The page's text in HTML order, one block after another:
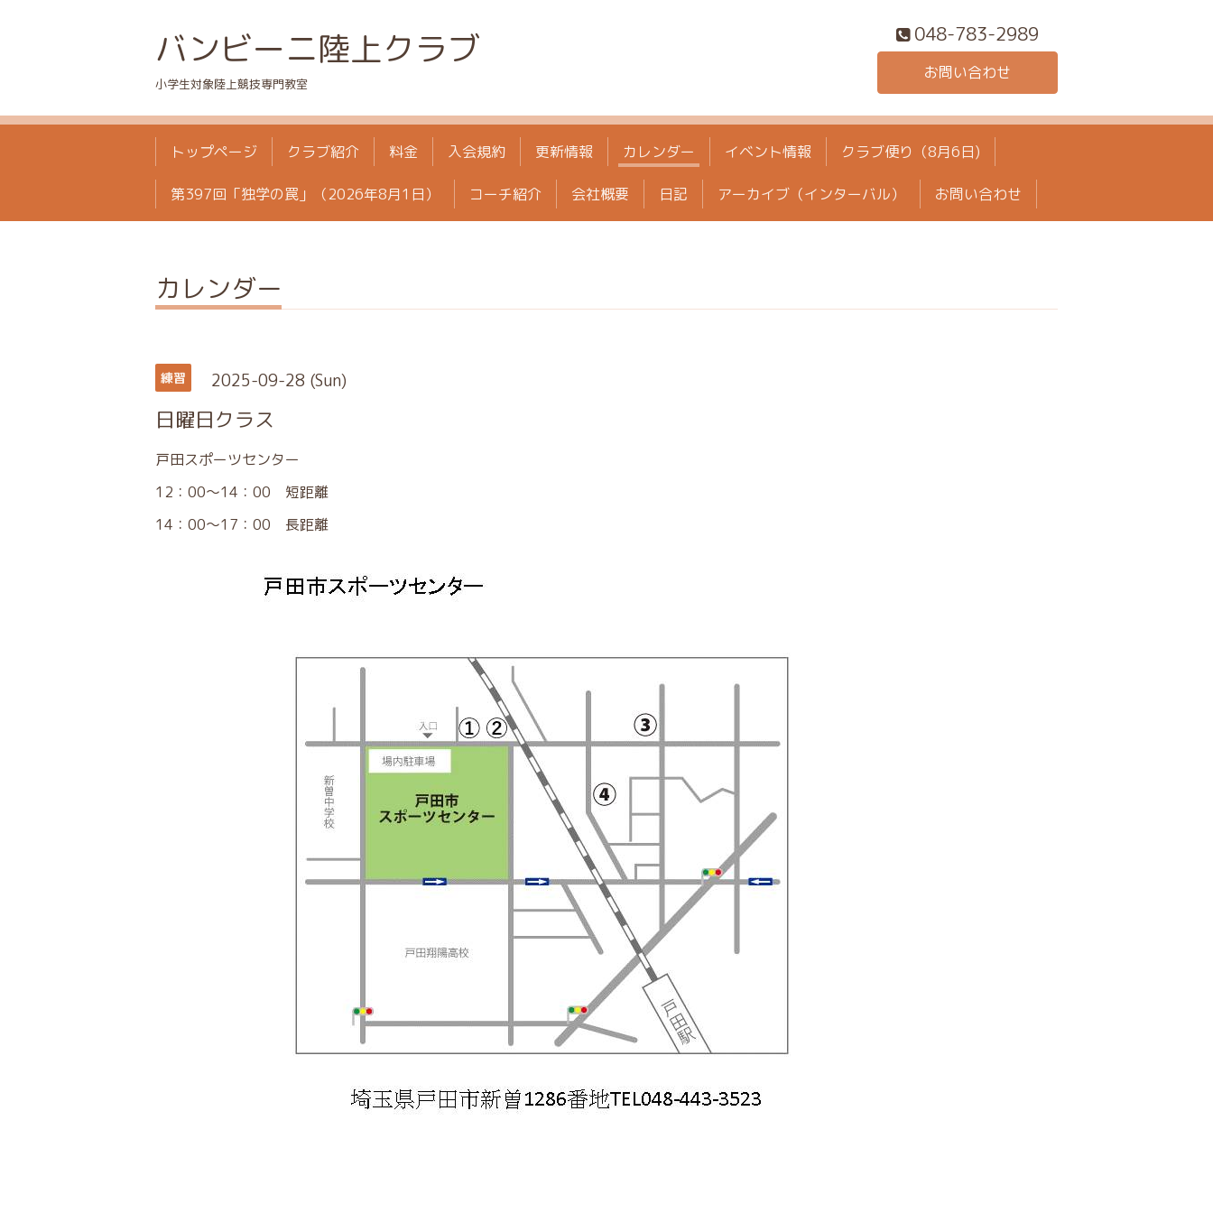
バンビーニ陸上クラブ
小学生対象陸上競技専門教室
048-783-2989
お問い合わせ
トップページ クラブ紹介 料金 入会規約 更新情報 カレンダー イベント情報 クラブ便り（8月6日)
第397回「独学の罠」（2026年8月1日） コーチ紹介 会社概要 日記 アーカイブ（インターバル） お問い合わせ
カレンダー
練習 2025-09-28 (Sun)
日曜日クラス
戸田スポーツセンター
12：00～14：00 短距離
14：00～17：00 長距離